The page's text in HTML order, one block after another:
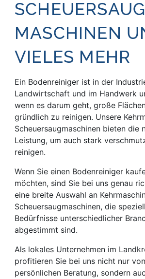
MASCHINEN
VIELES MEHR
Ein Bodenreiniger ist in der
Landwirtschaft und im Handwerk
wenn es darum geht, große
gründlich zu reinigen. Unsere
Scheuersaugmaschinen bieten die
Leistung, um auch stark
reinigen.
Wenn Sie einen Bodenreiniger
möchten, sind Sie bei uns genau
eine breite Auswahl an
Scheuersaugmaschinen, die
Bedürfnisse unterschiedlicher
abgestimmt sind.
Als lokales Unternehmen im
profitieren Sie bei uns nicht nur
persönlichen Beratung, sondern